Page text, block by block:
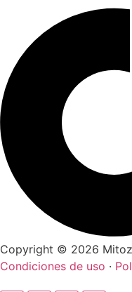
Copyright © 2026
Condiciones de uso ·